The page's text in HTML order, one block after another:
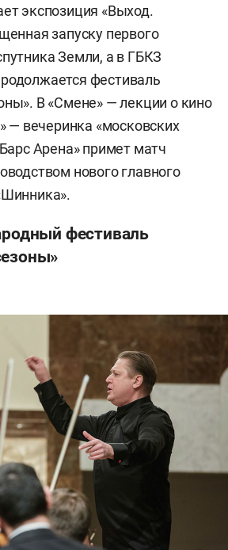
экспозиция «Выход.
запуску первого
Земли, а в ГБКЗ
фестиваль
В «Смене» — лекции о кино
— вечеринка «московских
Арена» примет матч
нового главного
фестиваль